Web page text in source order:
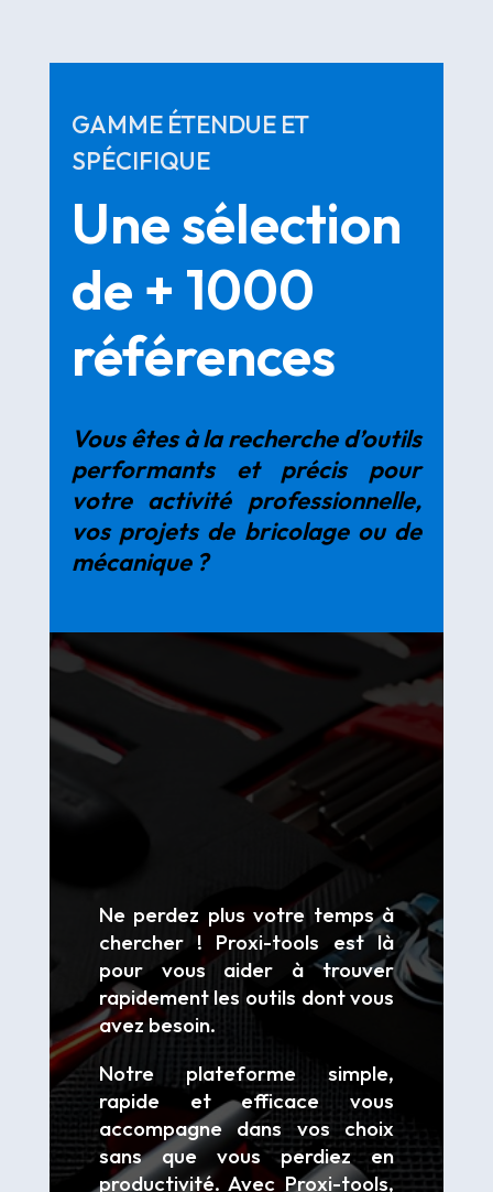
GAMME ÉTENDUE ET
SPÉCIFIQUE
Une sélection
de + 1000
références
Vous êtes à la recherche d’outils
performants et précis pour
votre activité professionnelle,
vos projets de bricolage ou de
mécanique ?
Ne perdez plus votre temps à
chercher ! Proxi-tools est là
pour vous aider à trouver
rapidement les outils dont vous
avez besoin.
Notre plateforme simple,
rapide et efficace vous
accompagne dans vos choix
sans que vous perdiez en
productivité. Avec Proxi-tools,